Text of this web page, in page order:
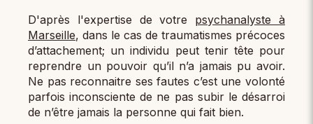
D'après l'expertise de votre psychanalyste à
Marseille, dans le cas de traumatismes précoces
d’attachement; un individu peut tenir tête pour
reprendre un pouvoir qu’il n’a jamais pu avoir.
Ne pas reconnaitre ses fautes c’est une volonté
parfois inconsciente de ne pas subir le désarroi
de n’être jamais la personne qui fait bien.